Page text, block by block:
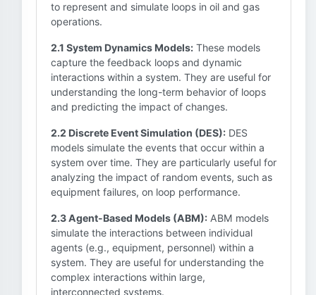
to represent and simulate loops in oil and gas
operations.
2.1 System Dynamics Models: These models
capture the feedback loops and dynamic
interactions within a system. They are useful for
understanding the long-term behavior of loops
and predicting the impact of changes.
2.2 Discrete Event Simulation (DES): DES
models simulate the events that occur within a
system over time. They are particularly useful for
analyzing the impact of random events, such as
equipment failures, on loop performance.
2.3 Agent-Based Models (ABM): ABM models
simulate the interactions between individual
agents (e.g., equipment, personnel) within a
system. They are useful for understanding the
complex interactions within large,
interconnected systems.